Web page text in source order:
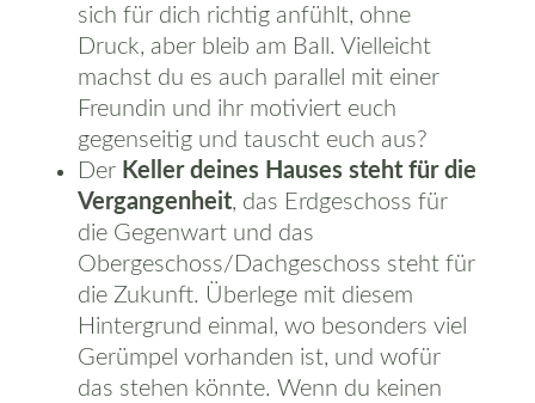
sich für dich richtig anfühlt, ohne
Druck, aber bleib am Ball. Vielleicht
machst du es auch parallel mit einer
Freundin und ihr motiviert euch
gegenseitig und tauscht euch aus?
Der Keller deines Hauses steht für die
Vergangenheit, das Erdgeschoss für
die Gegenwart und das
Obergeschoss/Dachgeschoss steht für
die Zukunft. Überlege mit diesem
Hintergrund einmal, wo besonders viel
Gerümpel vorhanden ist, und wofür
das stehen könnte. Wenn du keinen